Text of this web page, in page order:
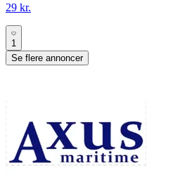
29 kr.
1
Se flere annoncer